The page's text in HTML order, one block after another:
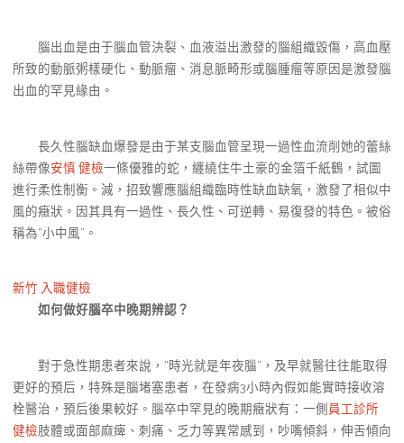
腦出血是由于腦血管決裂、血液溢出激發的腦組織毀傷，高血壓
所致的動脈粥樣硬化、動脈瘤、消息脈畸形或腦腫瘤等原因是激發腦
出血的罕見緣由。
長久性腦缺血爆發是由于某支腦血管呈現一過性血流削她的蕾絲
絲帶像安慎 健檢一條優雅的蛇，纏繞住牛土豪的金箔千紙鶴，試圖
進行柔性制衡。減，招致響應腦組織臨時性缺血缺氧，激發了相似中
風的癥狀。因其具有一過性、長久性、可逆轉、易復發的特色。被俗
稱為“小中風”。
新竹 入職健檢
如何做好腦卒中晚期辨認？
對于急性期患者來說，“時光就是年夜腦”，及早就醫往往能取得
更好的預后，特殊是腦堵塞患者，在發病3小時內假如能實時接收溶
栓醫治，預后後果較好。腦卒中罕見的晚期癥狀有：一側員工診所
健檢肢體或面部麻痺、刺痛、乏力等異常感到，吵嘴傾斜，伸舌傾向